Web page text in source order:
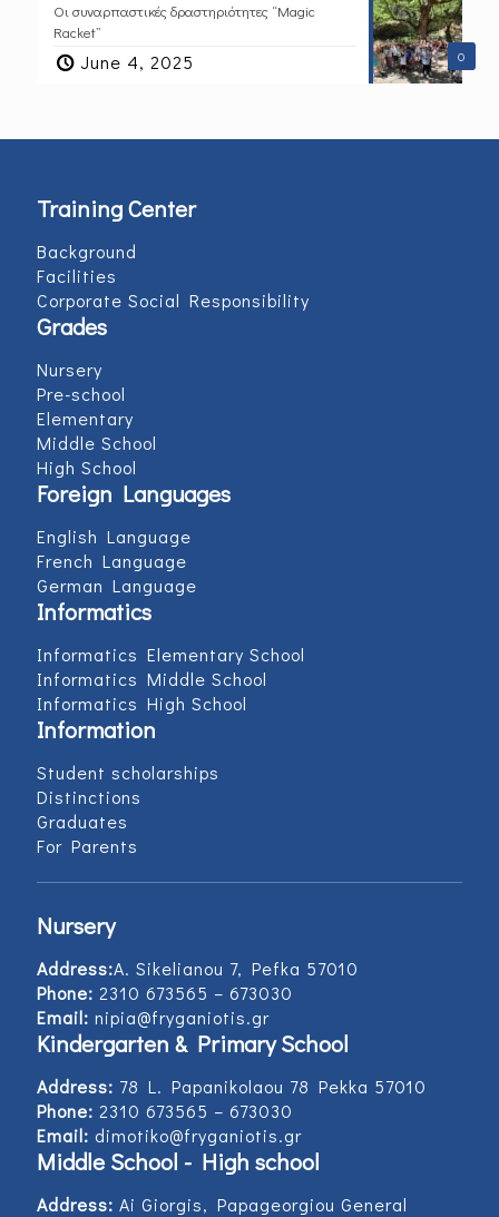
0
Οι συναρπαστικές δραστηριότητες “Magic
Racket”
June 4, 2025
Training Center
Background
Facilities
Corporate Social Responsibility
Grades
Nursery
Pre-school
Elementary
Middle School
High School
Foreign Languages
English Language
French Language
German Language
Informatics
Informatics Elementary School
Informatics Middle School
Informatics High School
Information
Student scholarships
Distinctions
Graduates
For Parents
Nursery
Address:Α. Sikelianou 7, Pefka 57010
Phone: 2310 673565 – 673030
Email: nipia@fryganiotis.gr
Kindergarten & Primary School
Address: 78 L. Papanikolaou 78 Pekka 57010
Phone: 2310 673565 – 673030
Email: dimotiko@fryganiotis.gr
Middle School - High school
Address: Ai Giorgis, Papageorgiou General